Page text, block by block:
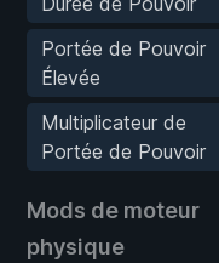
Portée de Pouvoir
Élevée
Multiplicateur de
Portée de Pouvoir
Mods de moteur
physique